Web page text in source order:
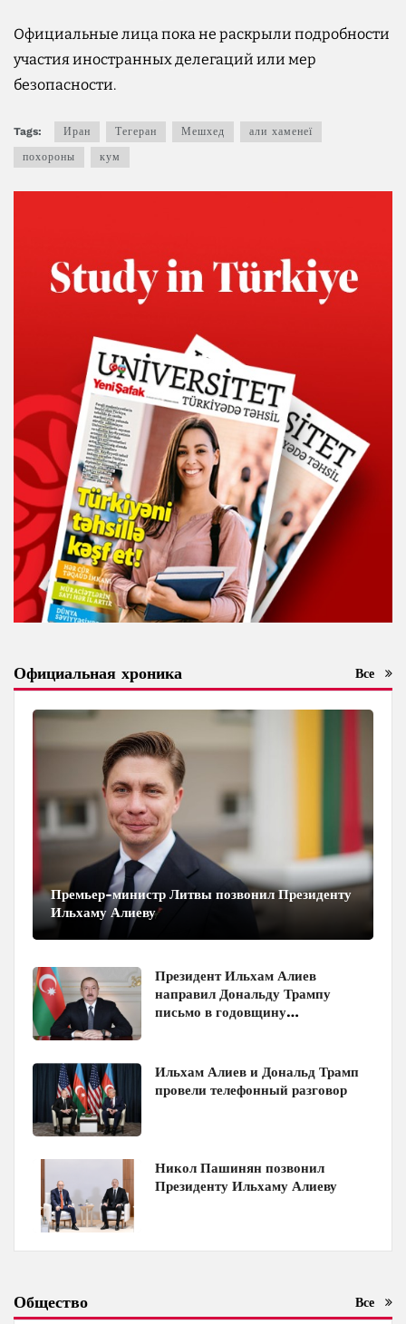
Официальные лица пока не раскрыли подробности
участия иностранных делегаций или мер
безопасности.
Tags: Иран Тегеран Мешхед
али хаменеї
похороны
кум
Официальная хроника Все
Премьер-министр Литвы позвонил Президенту
Ильхаму Алиеву
Президент Ильхам Алиев
направил Дональду Трампу
письмо в годовщину
Ильхам Алиев и Дональд Трамп
провели телефонный разговор
Никол Пашинян позвонил
Президенту Ильхаму Алиеву
Общество Все